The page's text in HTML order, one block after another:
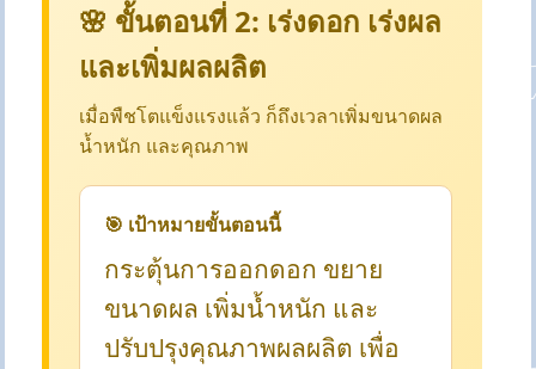
🌸 ขั้นตอนที่ 2: เร่งดอก เร่งผล
และเพิ่มผลผลิต
เมื่อพืชโตแข็งแรงแล้ว ก็ถึงเวลาเพิ่มขนาดผล
น้ำหนัก และคุณภาพ
🎯 เป้าหมายขั้นตอนนี้
กระตุ้นการออกดอก ขยาย
ขนาดผล เพิ่มน้ำหนัก และ
ปรับปรุงคุณภาพผลผลิต เพื่อ